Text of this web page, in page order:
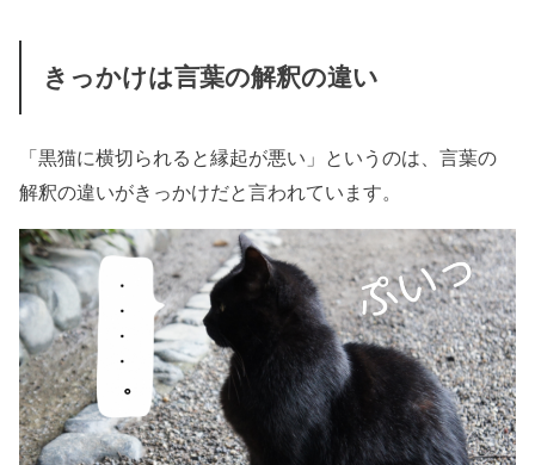
きっかけは言葉の解釈の違い
「黒猫に横切られると縁起が悪い」というのは、言葉の
解釈の違いがきっかけだと言われています。